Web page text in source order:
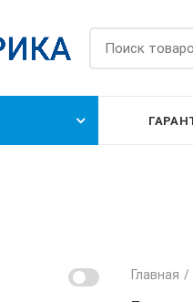
Главная